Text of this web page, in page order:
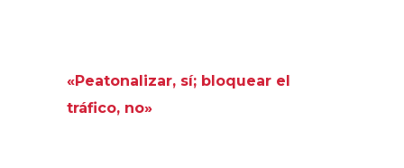
«Peatonalizar, sí; bloquear el
tráfico, no»